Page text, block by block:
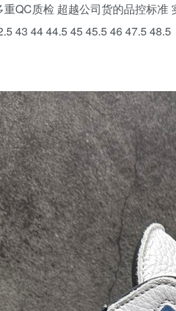
QC质检 超越公司货的品控标准
43 44 44.5 45 45.5 46 47.5 48.5